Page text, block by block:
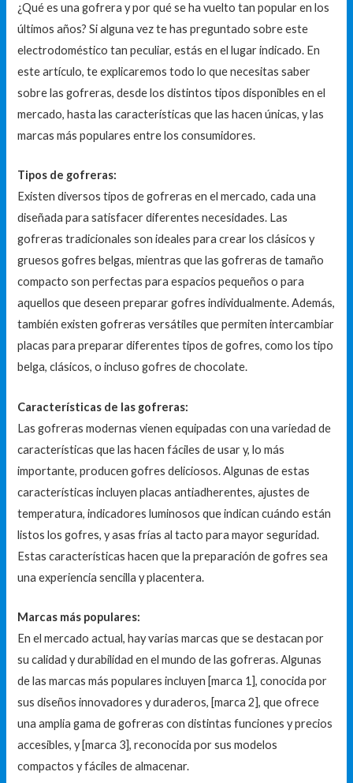
¿Qué es una gofrera y por qué se ha vuelto tan popular en los
últimos años? Si alguna vez te has preguntado sobre este
electrodoméstico tan peculiar, estás en el lugar indicado. En
este artículo, te explicaremos todo lo que necesitas saber
sobre las gofreras, desde los distintos tipos disponibles en el
mercado, hasta las características que las hacen únicas, y las
marcas más populares entre los consumidores.
Tipos de gofreras:
Existen diversos tipos de gofreras en el mercado, cada una
diseñada para satisfacer diferentes necesidades. Las
gofreras tradicionales son ideales para crear los clásicos y
gruesos gofres belgas, mientras que las gofreras de tamaño
compacto son perfectas para espacios pequeños o para
aquellos que deseen preparar gofres individualmente. Además,
también existen gofreras versátiles que permiten intercambiar
placas para preparar diferentes tipos de gofres, como los tipo
belga, clásicos, o incluso gofres de chocolate.
Características de las gofreras:
Las gofreras modernas vienen equipadas con una variedad de
características que las hacen fáciles de usar y, lo más
importante, producen gofres deliciosos. Algunas de estas
características incluyen placas antiadherentes, ajustes de
temperatura, indicadores luminosos que indican cuándo están
listos los gofres, y asas frías al tacto para mayor seguridad.
Estas características hacen que la preparación de gofres sea
una experiencia sencilla y placentera.
Marcas más populares:
En el mercado actual, hay varias marcas que se destacan por
su calidad y durabilidad en el mundo de las gofreras. Algunas
de las marcas más populares incluyen [marca 1], conocida por
sus diseños innovadores y duraderos, [marca 2], que ofrece
una amplia gama de gofreras con distintas funciones y precios
accesibles, y [marca 3], reconocida por sus modelos
compactos y fáciles de almacenar.